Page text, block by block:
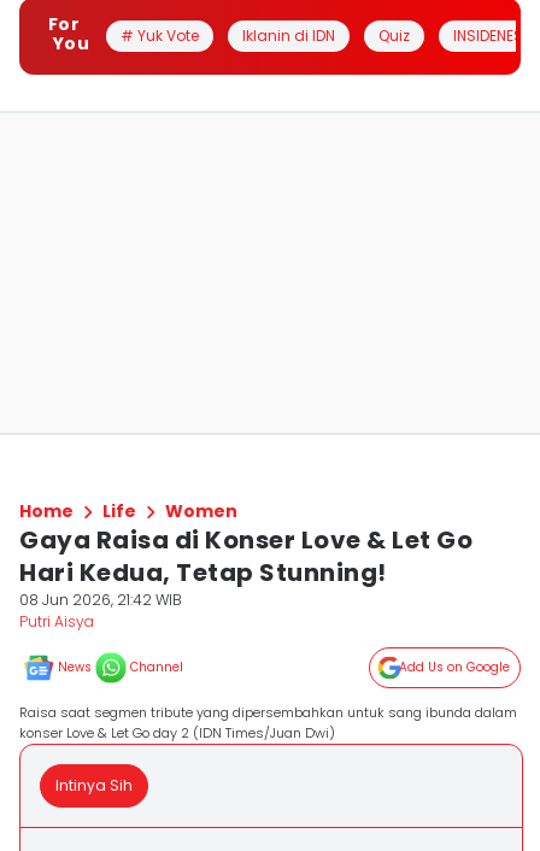
For
You
# Yuk Vote Iklanin di IDN Quiz INSIDENESIA
Home Life Women
Gaya Raisa di Konser Love & Let Go
Hari Kedua, Tetap Stunning!
08 Jun 2026, 21:42 WIB
Putri Aisya
News Channel Add Us on Google
Raisa saat segmen tribute yang dipersembahkan untuk sang ibunda dalam
konser Love & Let Go day 2 (IDN Times/Juan Dwi)
Intinya Sih